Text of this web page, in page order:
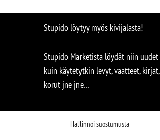
Hallinnoi suostumusta
Stupido löytyy myös kivijalasta!
Stupido Marketista löydät niin uudet
kuin käytetytkin levyt, vaatteet, kirjat,
korut jne jne…